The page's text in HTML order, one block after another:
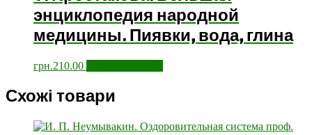
энциклопедия народной
медицины. Пиявки, вода, глина
грн.210.00
Схожі товари